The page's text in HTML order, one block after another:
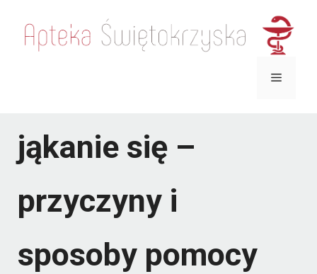
Menu
jąkanie się –
przyczyny i
sposoby pomocy